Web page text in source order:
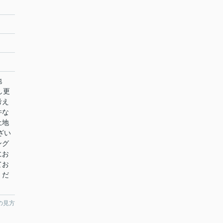
更
な
地
い
グ
お
お
だ
見方